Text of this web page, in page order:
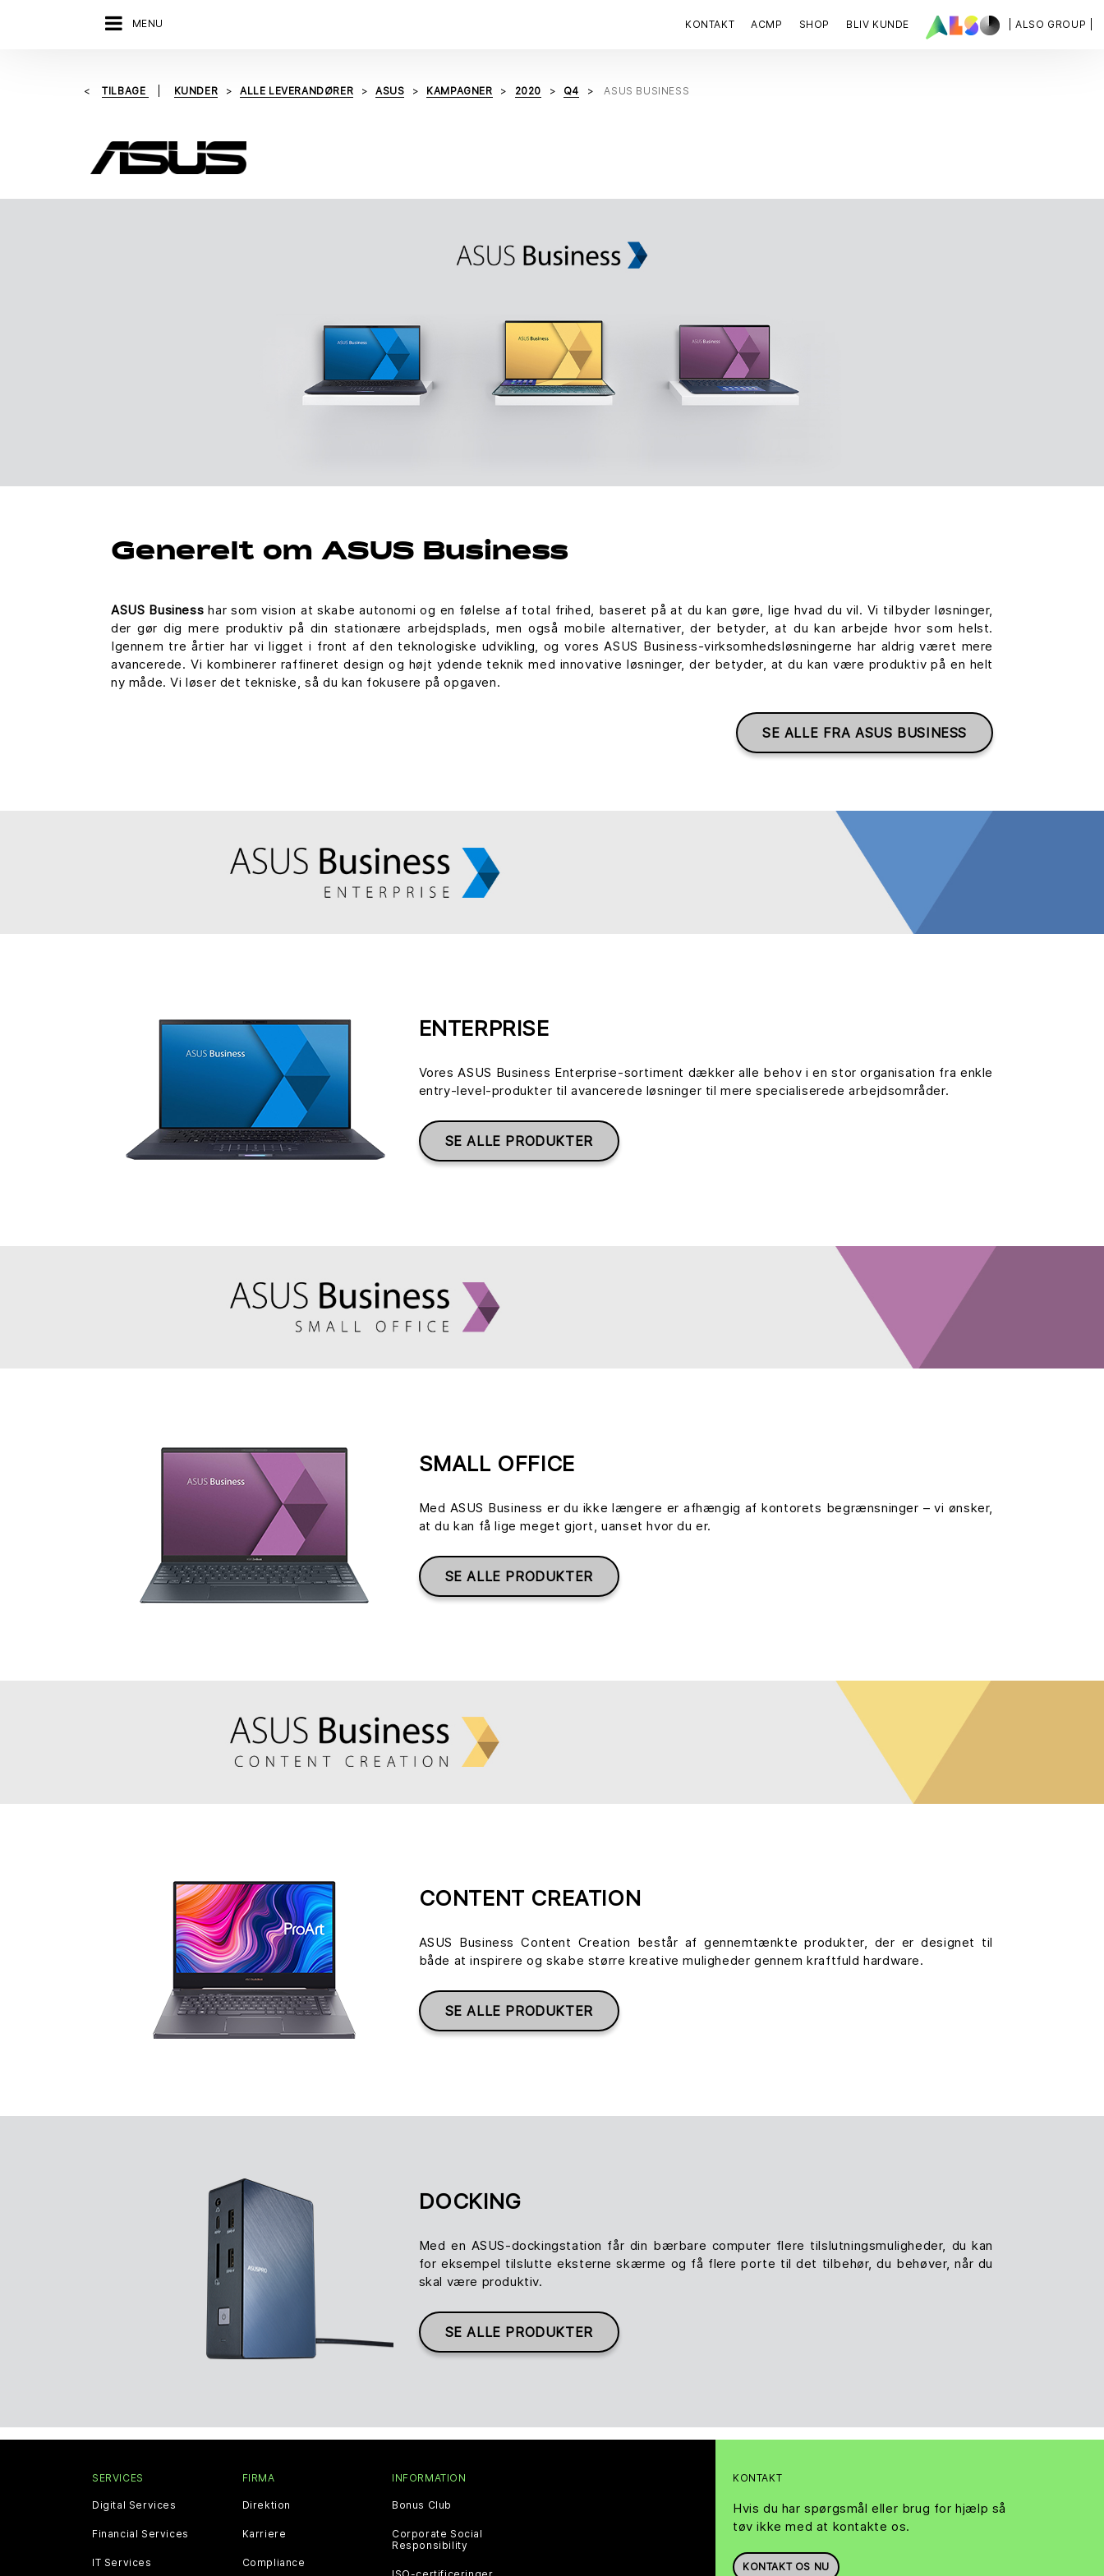
MENU | ALSO GROUP |
KONTAKT ACMP SHOP BLIV KUNDE
TILBAGE KUNDER ALLE LEVERANDØRER ASUS KAMPAGNER 2020 Q4 ASUS BUSINESS
Generelt om ASUS Business
ASUS Business har som vision at skabe autonomi og en følelse af total frihed, baseret på at du kan gøre, lige hvad du vil. Vi tilbyder løsninger,
der gør dig mere produktiv på din stationære arbejdsplads, men også mobile alternativer, der betyder, at du kan arbejde hvor som helst.
Igennem tre årtier har vi ligget i front af den teknologiske udvikling, og vores ASUS Business-virksomhedsløsningerne har aldrig været mere
avancerede. Vi kombinerer raffineret design og højt ydende teknik med innovative løsninger, der betyder, at du kan være produktiv på en helt
ny måde. Vi løser det tekniske, så du kan fokusere på opgaven.
SE ALLE FRA ASUS BUSINESS
ENTERPRISE
Vores ASUS Business Enterprise-sortiment dækker alle behov i en stor organisation fra enkle
entry-level-produkter til avancerede løsninger til mere specialiserede arbejdsområder.
SE ALLE PRODUKTER
SMALL OFFICE
Med ASUS Business er du ikke længere er afhængig af kontorets begrænsninger – vi ønsker,
at du kan få lige meget gjort, uanset hvor du er.
SE ALLE PRODUKTER
CONTENT CREATION
ASUS Business Content Creation består af gennemtænkte produkter, der er designet til
både at inspirere og skabe større kreative muligheder gennem kraftfuld hardware.
SE ALLE PRODUKTER
DOCKING
Med en ASUS-dockingstation får din bærbare computer flere tilslutningsmuligheder, du kan
for eksempel tilslutte eksterne skærme og få flere porte til det tilbehør, du behøver, når du
skal være produktiv.
SE ALLE PRODUKTER
KONTAKT
Hvis du har spørgsmål eller brug for hjælp så
tøv ikke med at kontakte os.
KONTAKT OS NU
SERVICES
Digital Services
Financial Services
IT Services
FIRMA
Direktion
Karriere
Compliance
INFORMATION
Bonus Club
Corporate Social
Responsibility